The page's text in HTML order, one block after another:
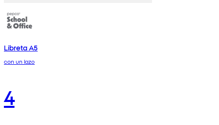
Libreta A5
con un lazo
4